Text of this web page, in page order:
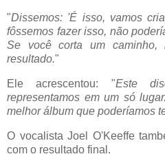
"Dissemos: 'É isso, vamos
fôssemos fazer isso, não
Se você corta um caminho,
resultado."
Ele acrescentou: "Este
representamos em um só
melhor álbum que poderíamos
O vocalista Joel O'Keeffe
com o resultado final.